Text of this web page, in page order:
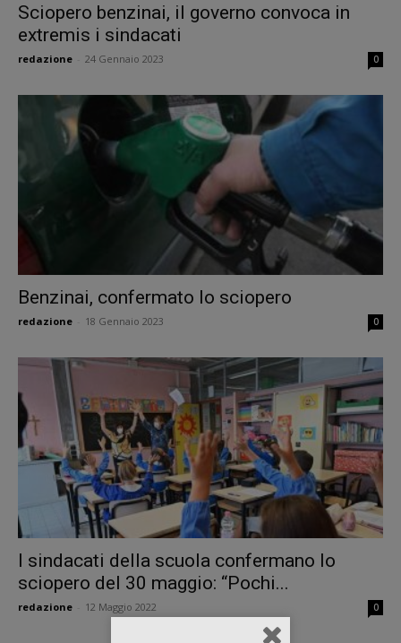
Sciopero benzinai, il governo convoca in
extremis i sindacati
redazione 24 Gennaio 2023 0
Benzinai, confermato lo sciopero
redazione 18 Gennaio 2023 0
I sindacati della scuola confermano lo
sciopero del 30 maggio: “Pochi...
redazione 12 Maggio 2022 0